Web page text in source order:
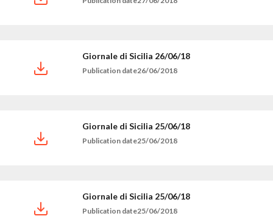
Giornale di Sicilia 26/06/18
Publication date26/06/2018
Giornale di Sicilia 25/06/18
Publication date25/06/2018
Giornale di Sicilia 25/06/18
Publication date25/06/2018